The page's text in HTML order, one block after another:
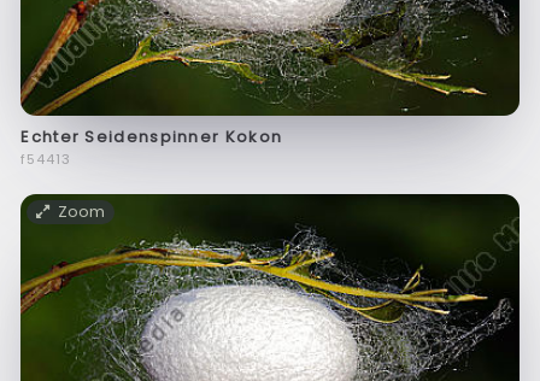
Echter Seidenspinner Kokon
f54413
Zoom